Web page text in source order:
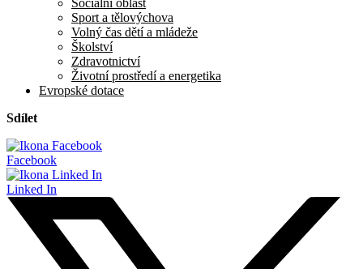
Sport a tělovýchova
Volný čas dětí a mládeže
Školství
Zdravotnictví
Životní prostředí a energetika
Evropské dotace
Sdílet
Facebook
Linked In